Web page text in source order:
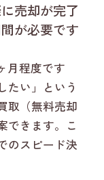
売却が完了
が必要です
月程度です
たい」という
取（無料売却
できます。こ
のスピード決